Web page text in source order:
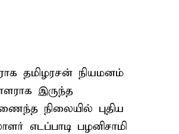
தமிழரசன் நியமனம்
இருந்த
நிலையில் புதிய
எடப்பாடி பழனிசாமி